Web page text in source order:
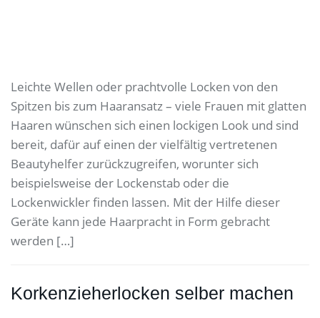
Leichte Wellen oder prachtvolle Locken von den
Spitzen bis zum Haaransatz – viele Frauen mit glatten
Haaren wünschen sich einen lockigen Look und sind
bereit, dafür auf einen der vielfältig vertretenen
Beautyhelfer zurückzugreifen, worunter sich
beispielsweise der Lockenstab oder die
Lockenwickler finden lassen. Mit der Hilfe dieser
Geräte kann jede Haarpracht in Form gebracht
werden […]
Korkenzieherlocken selber machen